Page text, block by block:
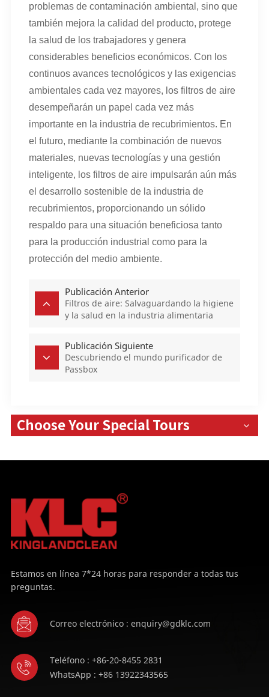
problemas de contaminación ambiental, sino que
también mejora la calidad del producto, protege
la salud de los trabajadores y genera
considerables beneficios económicos. Con los
continuos avances tecnológicos y las exigencias
ambientales cada vez mayores, los filtros de aire
desempeñarán un papel cada vez más
importante en la industria de recubrimientos. En
el futuro, mediante la combinación de nuevos
materiales, nuevas tecnologías y una gestión
inteligente, los filtros de aire impulsarán aún más
el desarrollo sostenible de la industria de
recubrimientos, proporcionando un sólido
respaldo para una situación beneficiosa tanto
para la producción industrial como para la
protección del medio ambiente.
Publicación Anterior
Filtros de aire: Salvaguardando la higiene
y la salud en la industria alimentaria
Publicación Siguiente
Descubriendo el mundo purificador de
Passbox
Choose Your Special Tours
Estamos en línea 7*24 horas para responder a todas tus
preguntas.
Correo electrónico : enquiry@gdklc.com
Teléfono : +86-20-8455 2831
WhatsApp : +86 13922343565